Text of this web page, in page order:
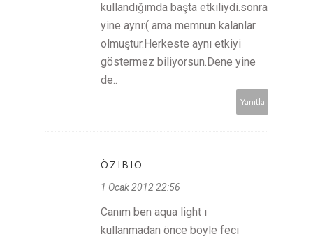
kullandığımda başta etkiliydi.sonra
yine aynı:( ama memnun kalanlar
olmuştur.Herkeste aynı etkiyi
göstermez biliyorsun.Dene yine
de..
Yanıtla
ÖZIBIO
1 Ocak 2012 22:56
Canım ben aqua light ı
kullanmadan önce böyle feci